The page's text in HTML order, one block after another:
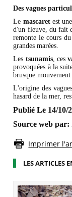
Des vagues
Le mascaretest
d'un fleuve, du fait
remonte le cours
grandes marées.
Les tsunamis, ces
provoquées à la
brusque
L'origine des
hasard de la mer,
Publié Le 14/10/
Source web par:
Imprimer
LES ARTICLES